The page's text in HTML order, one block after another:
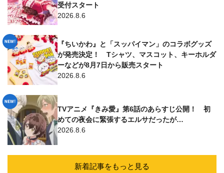
受付スタート
2026.8.6
『ちいかわ』と「スッパイマン」のコラボグッズ
が発売決定！ Tシャツ、マスコット、キーホルダ
ーなどが8月7日から販売スタート
2026.8.6
TVアニメ『きみ愛』第6話のあらすじ公開！ 初
めての夜会に緊張するエルサだったが…
2026.8.6
新着記事をもっと見る